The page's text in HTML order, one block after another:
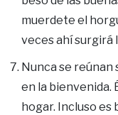
muerdete el
veces ahí surgirá
Nunca se
en la bienvenida.
hogar. Incluso es